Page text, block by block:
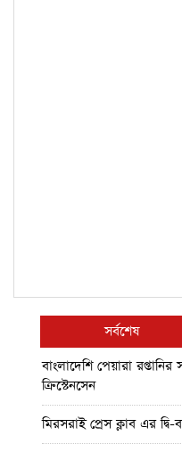
সর্বশেষ
বাংলাদেশি পেয়ারা
ক্রিস্টেনসেন
মিরসরাই প্রেস ক্লাব এর